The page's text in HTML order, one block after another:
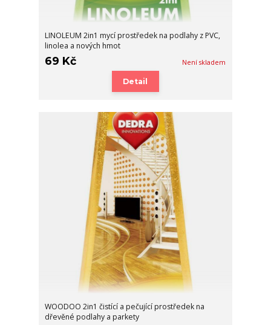
LINOLEUM 2in1 mycí prostředek na podlahy z PVC,
linolea a nových hmot
69 Kč Není skladem
Detail
WOODOO 2in1 čistící a pečující prostředek na
dřevěné podlahy a parkety